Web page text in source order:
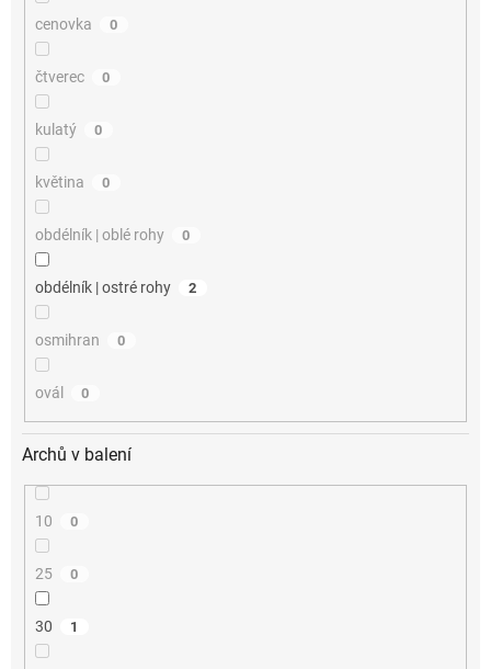
cenovka 0
čtverec 0
kulatý 0
květina 0
obdélník | oblé rohy 0
obdélník | ostré rohy 2
osmihran 0
ovál 0
Archů v balení
10 0
25 0
30 1